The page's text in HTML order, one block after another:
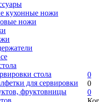
кухонные ножи
ножи
стола
для сервировки
фруктовницы
0
0
0